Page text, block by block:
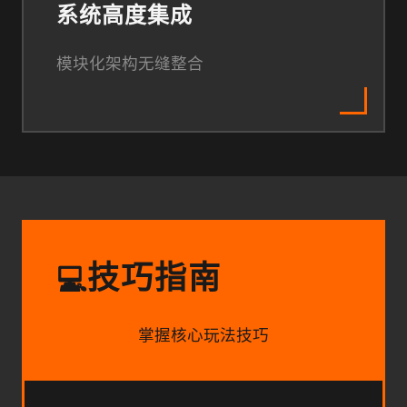
系统高度集成
模块化架构无缝整合
💻技巧指南
掌握核心玩法技巧